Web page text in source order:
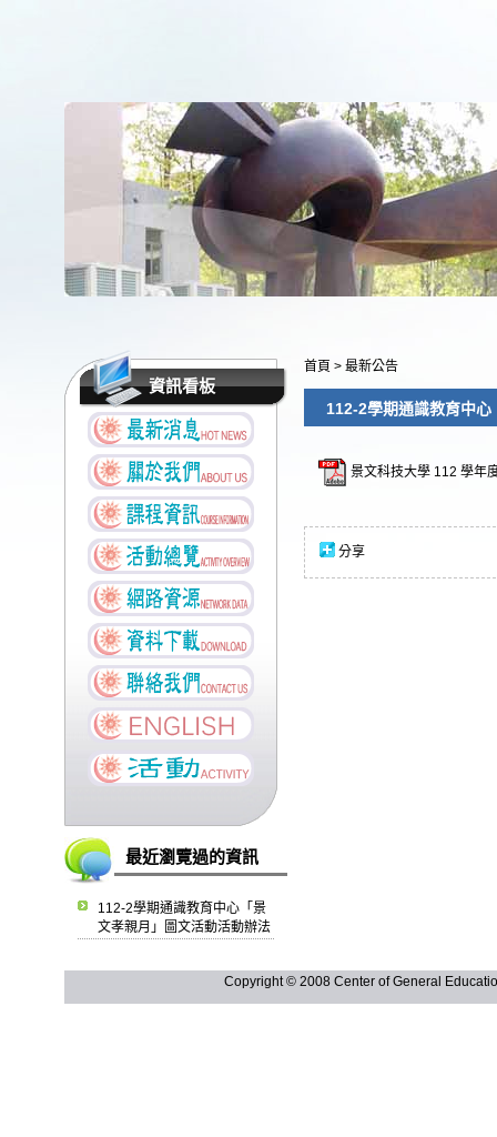
資訊看板
最近瀏覽過的資訊
112-2學期通識教育中心「景
文孝親月」圖文活動活動辦法
首頁 > 最新公告
112-2學期通識教育中
景文科技大學 112 學年
分享
Copyright © 2008 Center of General